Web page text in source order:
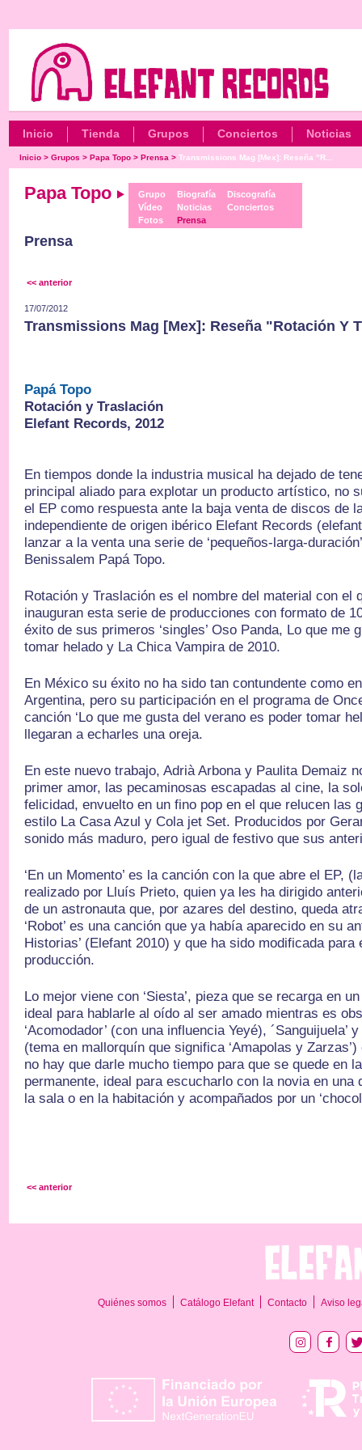
Inicio Tienda Grupos Conciertos Noticias
Inicio> Grupos > Papa Topo> Prensa > Transmissions Mag [Mex]: Reseña "R...
Papa Topo
Grupo
Vídeo
Fotos
Biografía
Noticias
Prensa
Discografía
Conciertos
Prensa
<< anterior
17/07/2012
Transmissions Mag [Mex]: Reseña "Rotación Y
Papá Topo
Rotación y Traslación
Elefant Records, 2012
En tiempos donde la industria musical ha dejado de
principal aliado para explotar un producto artístico, no
el EP como respuesta ante la baja venta de discos de
independiente de origen ibérico Elefant Records
lanzar a la venta una serie de ‘pequeños-larga-
Benissalem Papá Topo.
Rotación y Traslación es el nombre del material con el
inauguran esta serie de producciones con formato de
éxito de sus primeros ‘singles’ Oso Panda, Lo que me
tomar helado y La Chica Vampira de 2010.
En México su éxito no ha sido tan contundente como
Argentina, pero su participación en el programa de
canción ‘Lo que me gusta del verano es poder tomar
llegaran a echarles una oreja.
En este nuevo trabajo, Adrià Arbona y Paulita Demaiz
primer amor, las pecaminosas escapadas al cine, la
felicidad, envuelto en un fino pop en el que relucen las
estilo La Casa Azul y Cola jet Set. Producidos por
sonido más maduro, pero igual de festivo que sus
‘En un Momento’ es la canción con la que abre el EP,
realizado por Lluís Prieto, quien ya les ha dirigido
de un astronauta que, por azares del destino, queda
‘Robot’ es una canción que ya había aparecido en su
Historias’ (Elefant 2010) y que ha sido modificada para
producción.
Lo mejor viene con ‘Siesta’, pieza que se recarga en
ideal para hablarle al oído al ser amado mientras es
‘Acomodador’ (con una influencia Yeyé), ´Sanguijuela’
(tema en mallorquín que significa ‘Amapolas y
no hay que darle mucho tiempo para que se quede en
permanente, ideal para escucharlo con la novia en una
la sala o en la habitación y acompañados por un
<< anterior
Quiénes somos Catálogo Elefant Contacto Aviso